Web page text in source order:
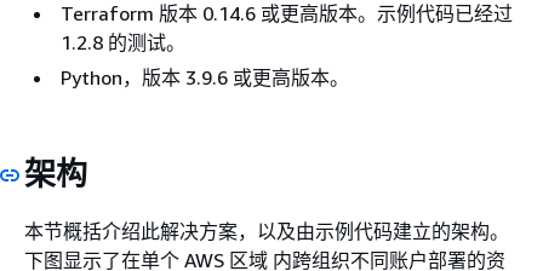
Terraform 版本 0.14.6 或更高版本。示例代码已经过
1.2.8 的测试。
Python，版本 3.9.6 或更高版本。
架构
本节概括介绍此解决方案，以及由示例代码建立的架构。
下图显示了在单个 AWS 区域 内跨组织不同账户部署的资